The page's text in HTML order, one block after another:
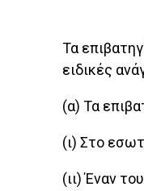
Τα
ειδικές
(α) Τα
(ι) Στο
(ιι) Έναν